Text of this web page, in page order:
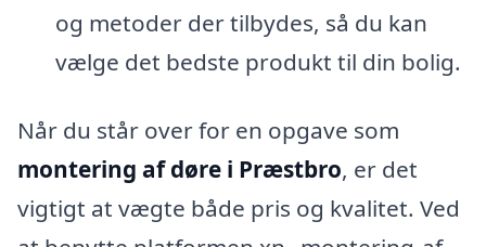
og metoder der tilbydes, så du kan
vælge det bedste produkt til din bolig.
Når du står over for en opgave som
montering af døre i Præstbro, er det
vigtigt at vægte både pris og kvalitet. Ved